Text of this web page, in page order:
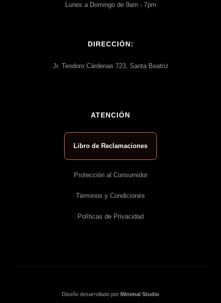
Lunes a Domingo de 9am - 7pm
DIRECCIÓN:
Jr. Teodoro Cárdenas 723, Santa Beatriz
ATENCIÓN
Libro de Reclamaciones
Protección al Consumidor
Términos y Condiciones
Políticas de Privacidad
Diseño desarrollado por Minimal Studio